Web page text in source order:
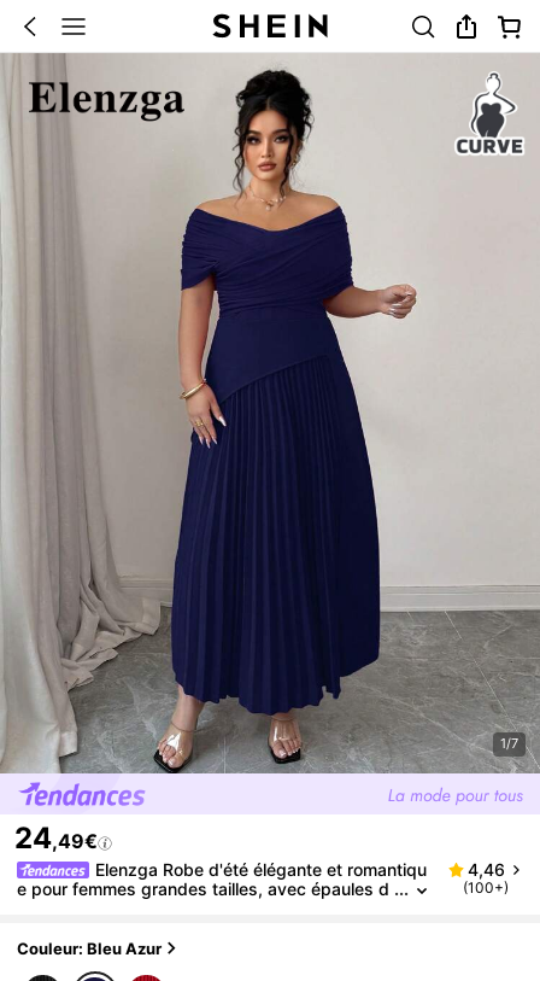
1/7
24,49€
Elenzga Robe d'été élégante et romantiqu
e pour femmes grandes tailles, avec épaules d
4,46
(100+)
Couleur: Bleu Azur